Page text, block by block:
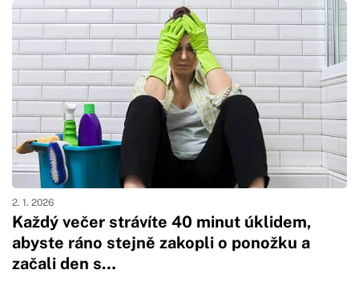
Každý večer strávíte 40 minut úklidem,
abyste ráno stejně zakopli o ponožku a
začali den s…
2. 1. 2026